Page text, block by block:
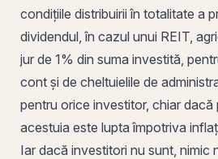
condițiile distribuirii în totalitate a
dividendul , în cazul unui REIT,
jur de 1% din suma investită,
cont și de cheltuielile de
pentru orice investitor, chiar dacă
acestuia este lupta împotriva
Iar dacă investitori nu sunt, nimic